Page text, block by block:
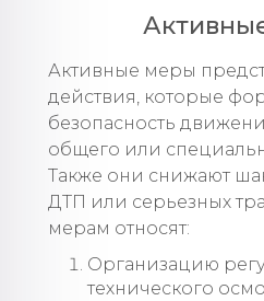
Активные меры
действия, которые
безопасность
общего или
Также они снижают
ДТП или серьезных
мерам относят:
Организацию
технического